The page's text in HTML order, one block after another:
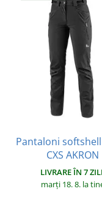
Pantaloni
CXS AKRON
LIVRARE ÎN 7
marți 18. 8. la